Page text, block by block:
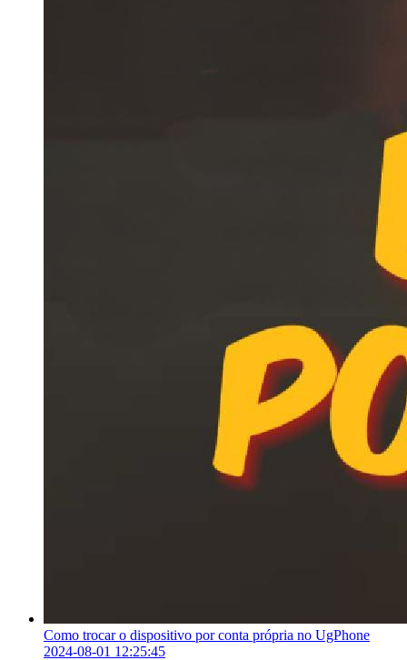
Como trocar o dispositivo por conta própria no UgPhone
2024-08-01 12:25:45